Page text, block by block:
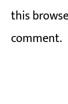
this
comment.